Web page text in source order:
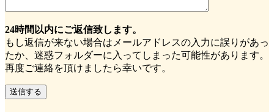
24時間以内にご返信致します。
もし返信が来ない場合はメールアドレスの入力に誤りがあっ
たか、迷惑フォルダーに入ってしまった可能性があります。
再度ご連絡を頂けましたら幸いです。